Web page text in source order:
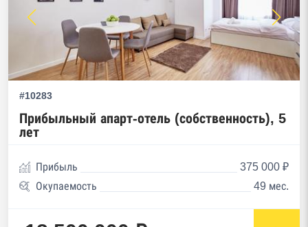
#10283
Прибыльный апарт-отель (собственность), 5
лет
Прибыль
375 000 ₽
Окупаемость
49 мес.